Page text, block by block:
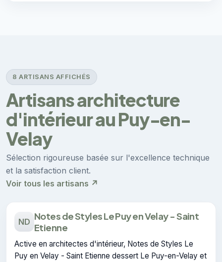
8 ARTISANS AFFICHÉS
Artisans architecture
d'intérieur au Puy-en-
Velay
Sélection rigoureuse basée sur l'excellence technique
et la satisfaction client.
Voir tous les artisans ↗
ND Notes de Styles Le Puy en Velay - Saint
Etienne
Active en architectes d'intérieur, Notes de Styles Le
Puy en Velay - Saint Etienne dessert Le Puy-en-Velay et